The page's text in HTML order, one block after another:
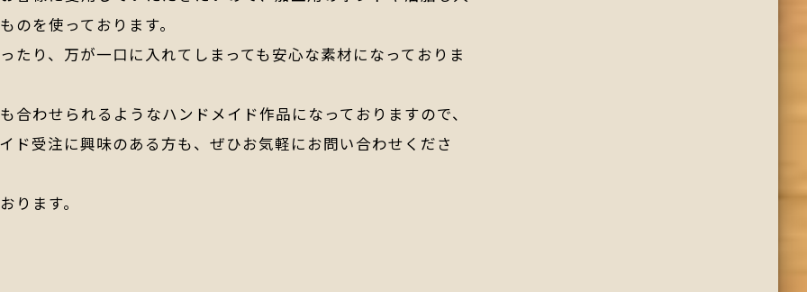
のを使っております。
たり、万が一口に入れてしまっても安心な素材になっておりま
合わせられるようなハンドメイド作品になっておりますので、
ド受注に興味のある方も、ぜひお気軽にお問い合わせくださ
ります。